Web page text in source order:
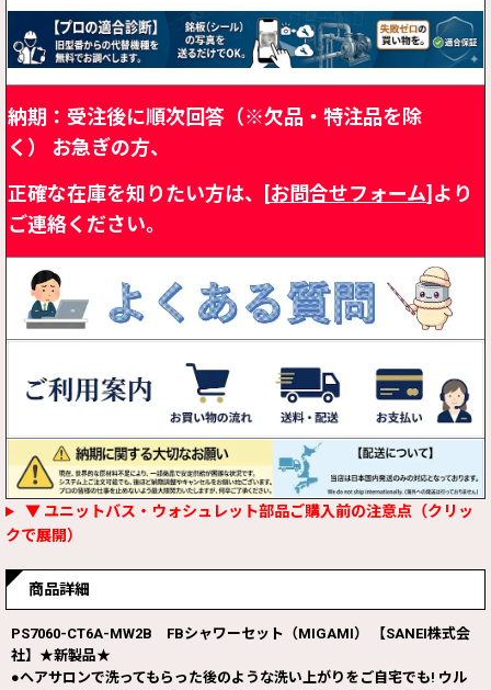
納期：受注後に順次回答（※欠品・特注品を除
く）
お急ぎの方、
正確な在庫を知りたい方は、[お問合せフォーム]より
ご連絡ください。
▼ ユニットバス・ウォシュレット部品ご購入前の注意点（クリッ
クで展開）
商品詳細
PS7060-CT6A-MW2B FBシャワーセット（MIGAMI） 【SANEI株式会
社】★新製品★
●ヘアサロンで洗ってもらった後のような洗い上がりをご自宅でも! ウル